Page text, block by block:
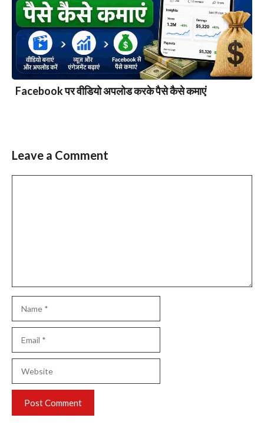
Facebook पर वीडियो अपलोड करके पैसे कैसे कमाएं
Leave a Comment